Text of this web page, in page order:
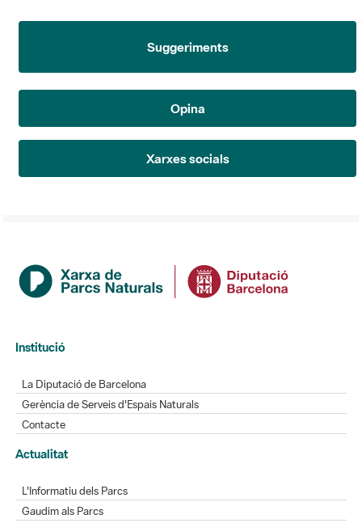
Suggeriments
Opina
Xarxes socials
Institució
La Diputació de Barcelona
Gerència de Serveis d'Espais Naturals
Contacte
Actualitat
L'Informatiu dels Parcs
Gaudim als Parcs